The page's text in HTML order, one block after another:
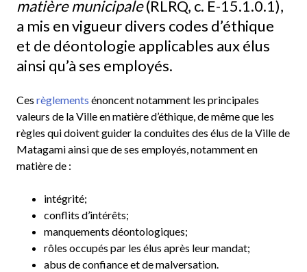
matière municipale(RLRQ, c. E-15.1.0.1),
a mis en vigueur divers codes d’éthique
et de déontologie applicables aux élus
ainsi qu’à ses employés.
Ces règlements énoncent notamment les principales
valeurs de la Ville en matière d’éthique, de même que les
règles qui doivent guider la conduites des élus de la Ville de
Matagami ainsi que de ses employés, notamment en
matière de :
intégrité;
conflits d’intérêts;
manquements déontologiques;
rôles occupés par les élus après leur mandat;
abus de confiance et de malversation.